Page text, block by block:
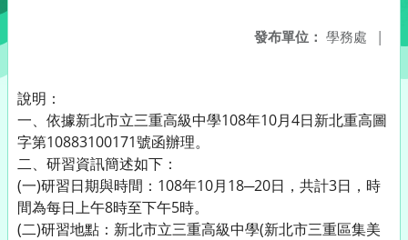
發布單位： 學務處 |
說明：
一、依據新北市立三重高級中學108年10月4日新北重高圖
字第10883100171號函辦理。
二、研習資訊簡述如下：
(一)研習日期與時間：108年10月18─20日，共計3日，時
間為每日上午8時至下午5時。
(二)研習地點：新北市立三重高級中學(新北市三重區集美